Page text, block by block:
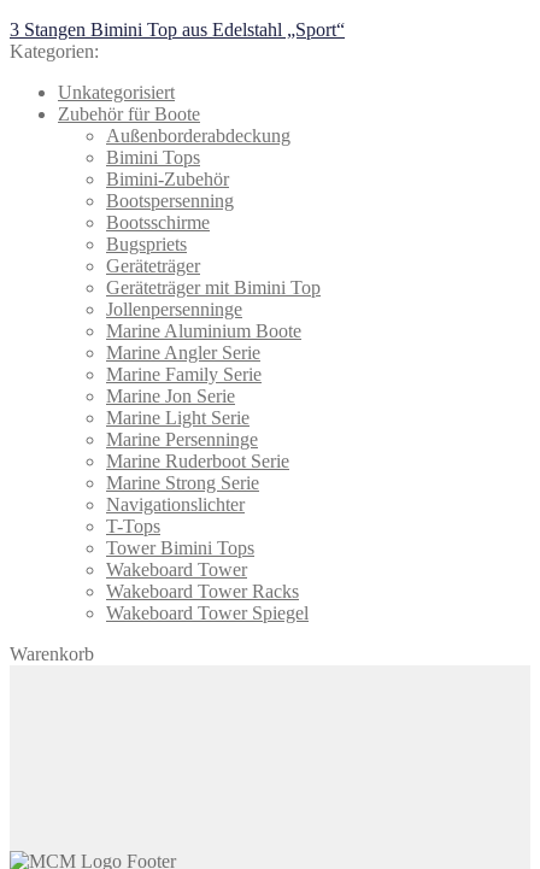
Beitragsnavigation
Vorheriger
Beitrag:
3 Stangen Bimini Top aus Edelstahl „Sport“
Kategorien:
Unkategorisiert
Zubehör für Boote
Außenborderabdeckung
Bimini Tops
Bimini-Zubehör
Bootspersenning
Bootsschirme
Bugspriets
Geräteträger
Geräteträger mit Bimini Top
Jollenpersenninge
Marine Aluminium Boote
Marine Angler Serie
Marine Family Serie
Marine Jon Serie
Marine Light Serie
Marine Persenninge
Marine Ruderboot Serie
Marine Strong Serie
Navigationslichter
T-Tops
Tower Bimini Tops
Wakeboard Tower
Wakeboard Tower Racks
Wakeboard Tower Spiegel
Warenkorb